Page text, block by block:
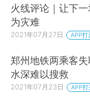
火线评论｜让下
为灾难
2021年07月27日 APP打
郑州地铁两乘客
水深难以搜救
2021年07月23日 APP打